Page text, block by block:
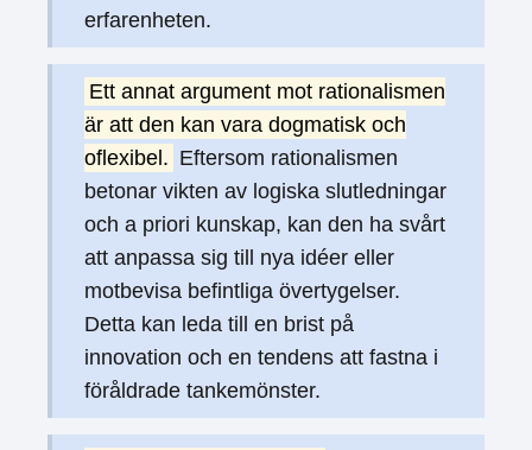
erfarenheten.
Ett annat argument mot rationalismen
är att den kan vara dogmatisk och
oflexibel. Eftersom rationalismen
betonar vikten av logiska slutledningar
och a priori kunskap, kan den ha svårt
att anpassa sig till nya idéer eller
motbevisa befintliga övertygelser.
Detta kan leda till en brist på
innovation och en tendens att fastna i
föråldrade tankemönster.